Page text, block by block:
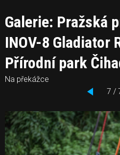
Galerie: Pražská
INOV-8 Gladiator
Přírodní park
Na překážce
7 /